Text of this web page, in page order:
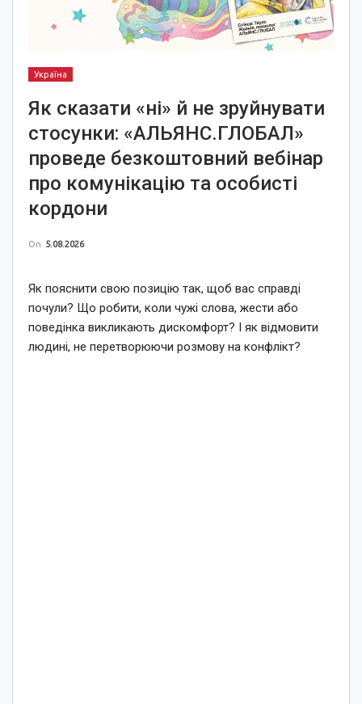
Україна
Як сказати «ні» й не зруйнувати
стосунки: «АЛЬЯНС.ГЛОБАЛ»
проведе безкоштовний вебінар
про комунікацію та особисті
кордони
On 5.08.2026
Як пояснити свою позицію так, щоб вас справді
почули? Що робити, коли чужі слова, жести або
поведінка викликають дискомфорт? І як відмовити
людині, не перетворюючи розмову на конфлікт?